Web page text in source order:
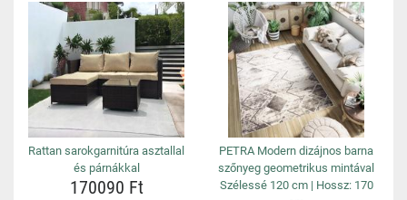
Rattan sarokgarnitúra asztallal
és párnákkal
170090 Ft
PETRA Modern dizájnos barna
szőnyeg geometrikus mintával
Szélessé 120 cm | Hossz: 170